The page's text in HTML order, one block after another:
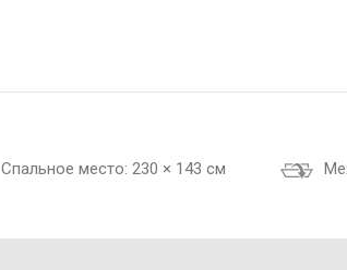
Cпальное место: 230 × 143 см